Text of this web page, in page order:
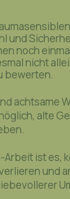
und
noch
nicht
bewerten.
achtsame
alte
Arbeit ist
und